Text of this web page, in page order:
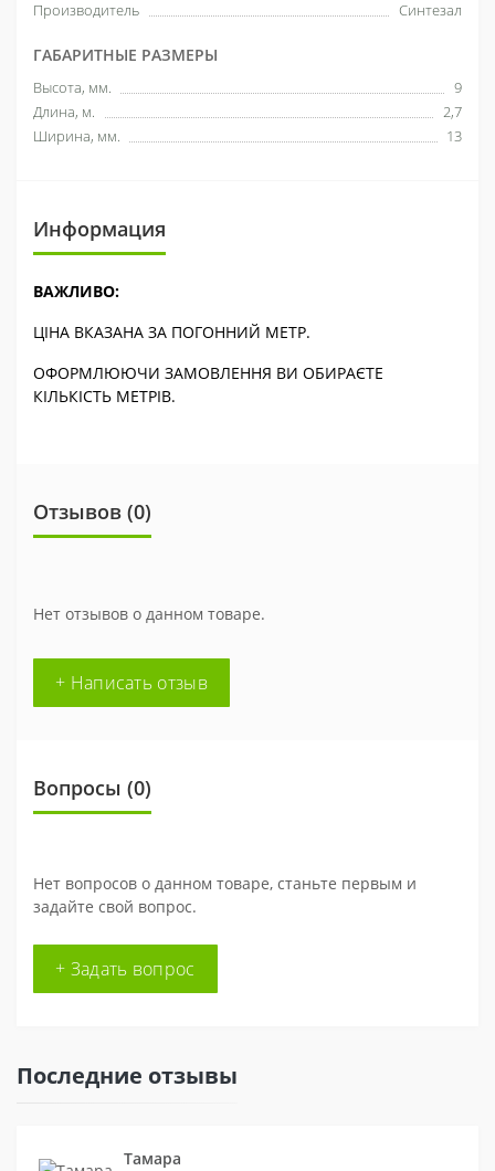
Производитель Синтезал
ГАБАРИТНЫЕ РАЗМЕРЫ
Высота, мм.
9
Длина, м.
2,7
Ширина, мм.
13
Информация
ВАЖЛИВО:
ЦІНА ВКАЗАНА ЗА ПОГОННИЙ МЕТР.
ОФОРМЛЮЮЧИ ЗАМОВЛЕННЯ ВИ ОБИРАЄТЕ
КІЛЬКІСТЬ МЕТРІВ.
Отзывов (0)
Нет отзывов о данном товаре.
+ Написать отзыв
Вопросы (0)
Нет вопросов о данном товаре, станьте первым и
задайте свой вопрос.
+ Задать вопрос
Последние отзывы
Тамара